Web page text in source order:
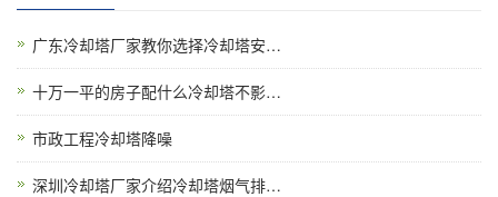
广东冷却塔厂家教你选择冷却塔安…
十万一平的房子配什么冷却塔不影…
市政工程冷却塔降噪
深圳冷却塔厂家介绍冷却塔烟气排…